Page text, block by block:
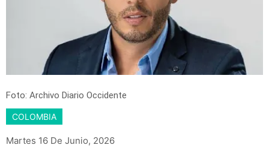
Foto: Archivo Diario Occidente
COLOMBIA
Martes 16 De Junio, 2026